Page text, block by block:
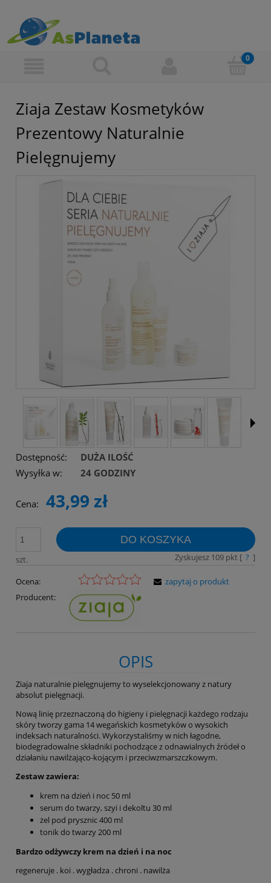
Ziaja Zestaw Kosmetyków
Prezentowy Naturalnie
Pielęgnujemy
Dostępność:
DUŻA ILOŚĆ
Wysyłka w:
24 GODZINY
Cena: 43,99 zł
szt.
DO KOSZYKA
Zyskujesz 109pkt [ ? ]
Ocena:
Producent:
zapytaj o produkt
OPIS
Ziaja naturalnie pielęgnujemy to wyselekcjonowany z natury
absolut pielęgnacji.
Nową linię przeznaczoną do higieny i pielęgnacji każdego rodzaju
skóry tworzy gama 14 wegańskich kosmetyków o wysokich
indeksach naturalności. Wykorzystaliśmy w nich łagodne,
biodegradowalne składniki pochodzące z odnawialnych źródeł o
działaniu nawilżająco-kojącym i przeciwzmarszczkowym.
Zestaw zawiera:
krem na dzień i noc 50 ml
serum do twarzy, szyi i dekoltu 30 ml
żel pod prysznic 400 ml
tonik do twarzy 200 ml
Bardzo odżywczy krem na dzień i na noc
regeneruje . koi . wygładza . chroni . nawilża